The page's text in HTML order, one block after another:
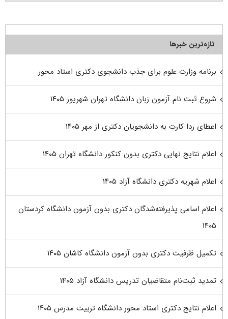
تازه‌ترین خبرها
برنامه وزارت علوم برای جذب دانشجوی دکتری استاد محور
شروع ثبت نام آزمون زبان دانشگاه تهران شهریور ۱۴۰۵
اعطای ردا کارت به دانشجویان دکتری از مهر ۱۴۰۵
اعلام نتایج نهایی دکتری بدون کنکور دانشگاه تهران ۱۴۰۵
اعلام شهریه دکتری دانشگاه آزاد ۱۴۰۵
اعلام اسامی پذیرفته‌شدگان دکتری بدون آزمون دانشگاه کردستان
۱۴۰۵
تکمیل ظرفیت دکتری بدون آزمون دانشگاه کاشان ۱۴۰۵
تمدید ثبت‌نام متقاضیان تدریس دانشگاه آزاد ۱۴۰۵
اعلام نتایج دکتری استاد محور دانشگاه تربیت مدرس ۱۴۰۵